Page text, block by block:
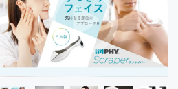
映像・映画